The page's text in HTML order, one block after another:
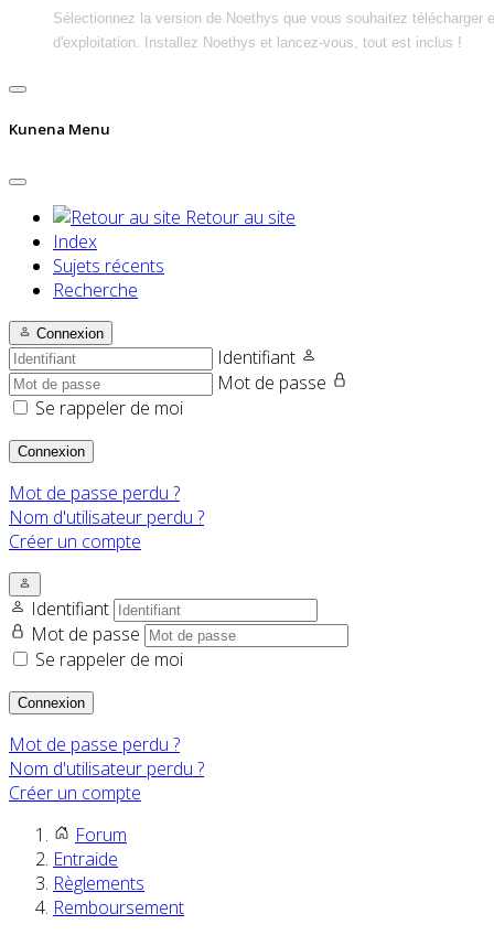
Sélectionnez la version de Noethys que vous souhaitez télécharger
d'exploitation. Installez Noethys et lancez-vous, tout est inclus !
Kunena Menu
Retour au site
Index
Sujets récents
Recherche
Connexion
Identifiant
Mot de passe
Se rappeler de moi
Connexion
Mot de passe perdu ?
Nom d'utilisateur perdu ?
Créer un compte
Identifiant
Mot de passe
Se rappeler de moi
Connexion
Mot de passe perdu ?
Nom d'utilisateur perdu ?
Créer un compte
Forum
Entraide
Règlements
Remboursement